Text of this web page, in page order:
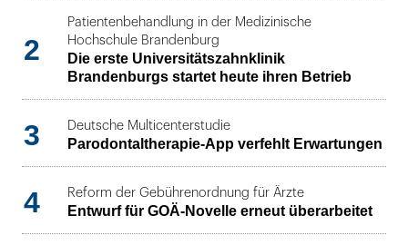
2
Patientenbehandlung in der Medizinische
Hochschule Brandenburg
Die erste Universitätszahnklinik
Brandenburgs startet heute ihren Betrieb
3 Deutsche Multicenterstudie
Parodontaltherapie-App verfehlt Erwartungen
4 Reform der Gebührenordnung für Ärzte
Entwurf für GOÄ-Novelle erneut überarbeitet